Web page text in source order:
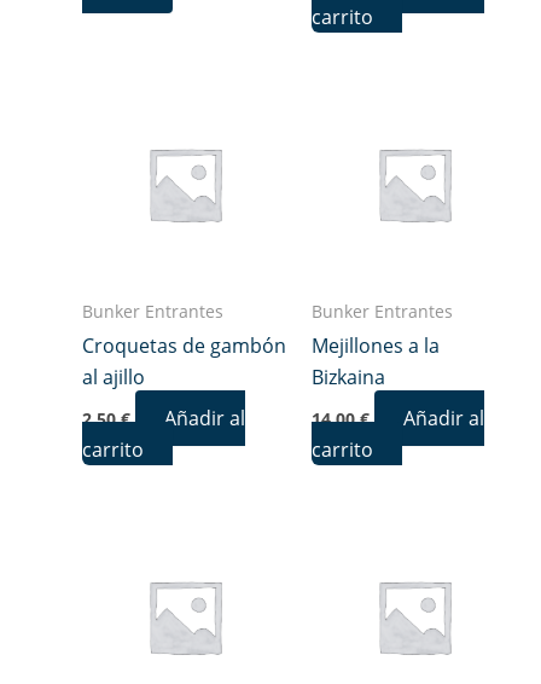
carrito
Bunker Entrantes
Croquetas de gambón
al ajillo
2,50€
Añadir al
carrito
Bunker Entrantes
Mejillones a la
Bizkaina
14,00€
Añadir al
carrito